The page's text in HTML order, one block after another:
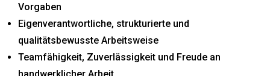
Vorgaben
Eigenverantwortliche, strukturierte und
qualitätsbewusste Arbeitsweise
Teamfähigkeit, Zuverlässigkeit und Freude an